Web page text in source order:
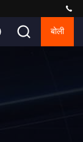
बोली